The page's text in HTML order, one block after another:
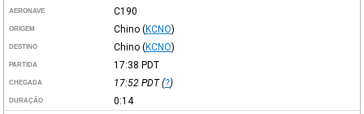
AERONAVE C190
ORIGEM Chino (KCNO)
DESTINO Chino (KCNO)
PARTIDA 17:38 PDT
CHEGADA 17:52 PDT(?)
DURAÇÃO 0:14